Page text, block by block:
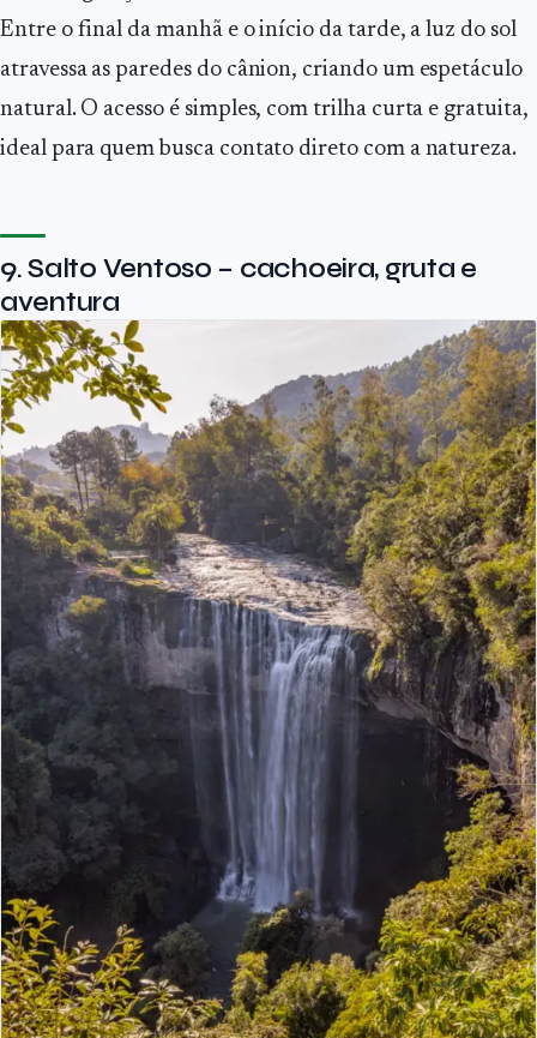
Entre o final da manhã e o início da tarde, a luz do sol
atravessa as paredes do cânion, criando um espetáculo
natural. O acesso é simples, com trilha curta e gratuita,
ideal para quem busca contato direto com a natureza.
9. Salto Ventoso – cachoeira, gruta e
aventura